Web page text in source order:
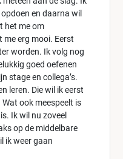
en daarna wil
het me om
me erg mooi. Eerst
worden. Ik volg nog
goed oefenen
stage en collega’s.
leren. Die wil ik eerst
ook meespeelt is
Ik wil nu zoveel
op de middelbare
ik weer gaan